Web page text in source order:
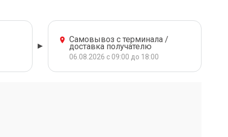
Самовывоз с терминала /
доставка получателю
06.08.2026 с 09:00 до 18:00